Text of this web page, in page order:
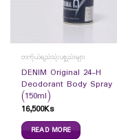
တကိုယ်ရည်သုံးပစ္စည်းများ
DENIM Original 24-H
Deodorant Body Spray
(150ml)
16,500Ks
READ MORE